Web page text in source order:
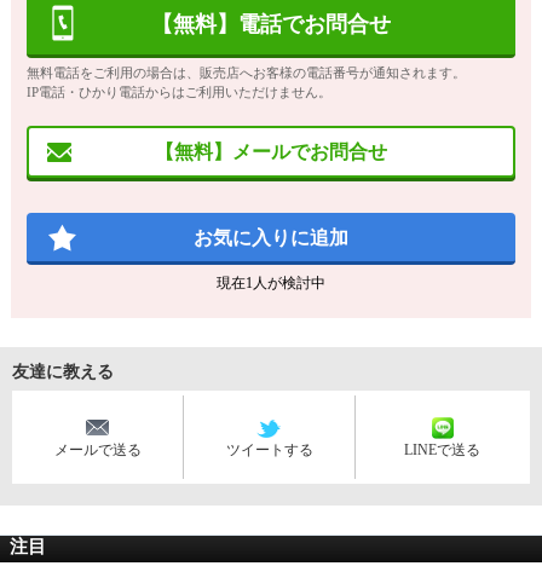
【無料】電話でお問合せ
無料電話をご利用の場合は、販売店へお客様の電話番号が通知されます。
IP電話・ひかり電話からはご利用いただけません。
【無料】メールでお問合せ
お気に入りに追加
現在1 人が検討中
友達に教える
メールで送る ツイートする LINEで送る
注目